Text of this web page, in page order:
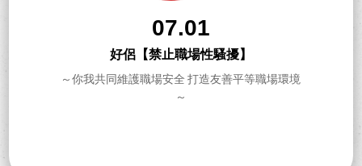
07.01
好侶【禁止職場性騷擾】
～你我共同維護職場安全 打造友善平等職場環境
～